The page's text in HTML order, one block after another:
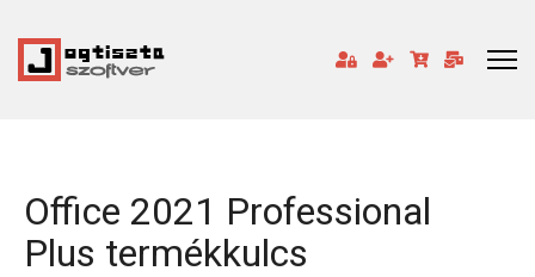
Office 2021 Professional
Plus termékkulcs